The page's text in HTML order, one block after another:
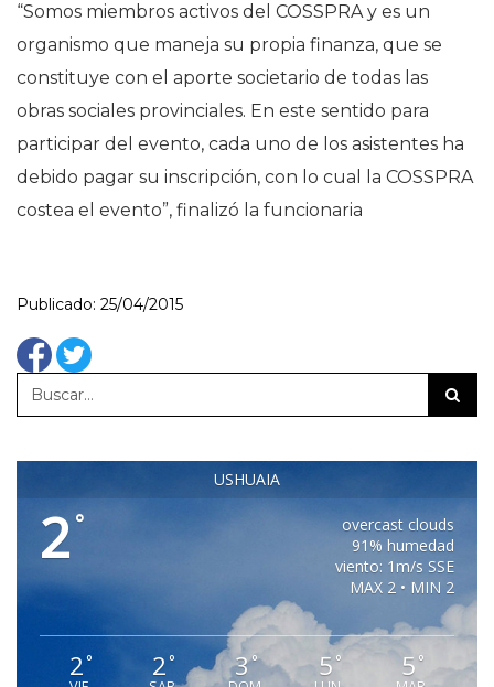
“Somos miembros activos del COSSPRA y es un
organismo que maneja su propia finanza, que se
constituye con el aporte societario de todas las
obras sociales provinciales. En este sentido para
participar del evento, cada uno de los asistentes ha
debido pagar su inscripción, con lo cual la COSSPRA
costea el evento”, finalizó la funcionaria
Publicado: 25/04/2015
USHUAIA
2 °
overcast clouds
91% humedad
viento: 1m/s SSE
MAX 2 • MIN 2
2° 2 ° 3° 5 ° 5 °